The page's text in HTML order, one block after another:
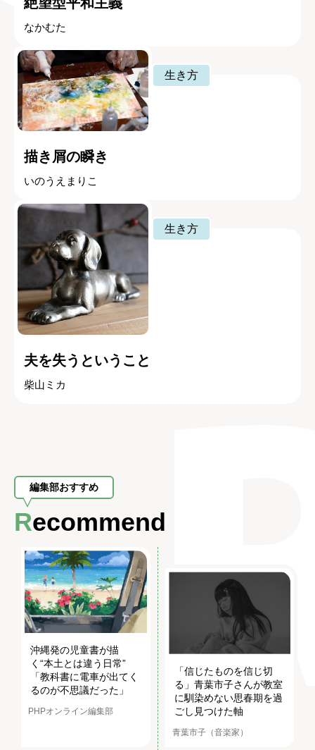
なかむた
生き方
描き屑の瞬き
いのうえまりこ
生き方
夫を失うということ
柴山ミカ
編集部おすすめ
Recommend
沖縄発の児童書が描
く“本土とは違う日常”
「教科書に電車が出てく
るのが不思議だった」
PHPオンライン編集部
「信じたものを信じ切
る」青葉市子さんが教室
に馴染めない思春期を過
ごし見つけた軸
青葉市子（音楽家）